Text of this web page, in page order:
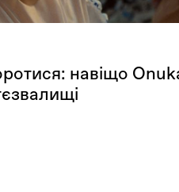
навіщо